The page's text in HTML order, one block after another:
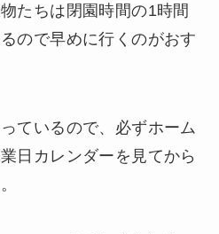
たちは閉園時間の1時間
ので早めに行くのがおす
ているので、必ずホーム
日カレンダーを見てから